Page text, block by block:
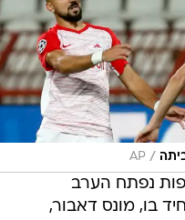
/
AP
נפתח הערב
בו, מונס דאבור,